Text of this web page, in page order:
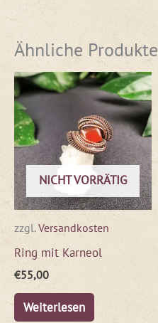
Ähnliche Produkte
NICHT VORRÄTIG
zzgl.Versandkosten
Ring mit Karneol
€55,00
Weiterlesen